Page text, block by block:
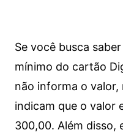
Se você busca
mínimo do cartão
não informa o
indicam que o valor
300,00. Além disso,